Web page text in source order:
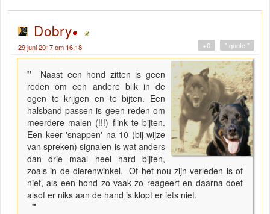
Dobry
29 juni 2017 om 16:18 " quote "
+0
"
Naast een hond zitten is geen
reden om een andere blik in de
ogen te krijgen en te bijten. Een
halsband passen is geen reden om
meerdere malen (!!!) flink te bijten.
Een keer 'snappen' na 10 (bij wijze
van spreken) signalen is wat anders
dan drie maal heel hard bijten,
zoals in de dierenwinkel. Of het nou zijn verleden is of
niet, als een hond zo vaak zo reageert en daarna doet
alsof er niks aan de hand is klopt er iets niet.
"